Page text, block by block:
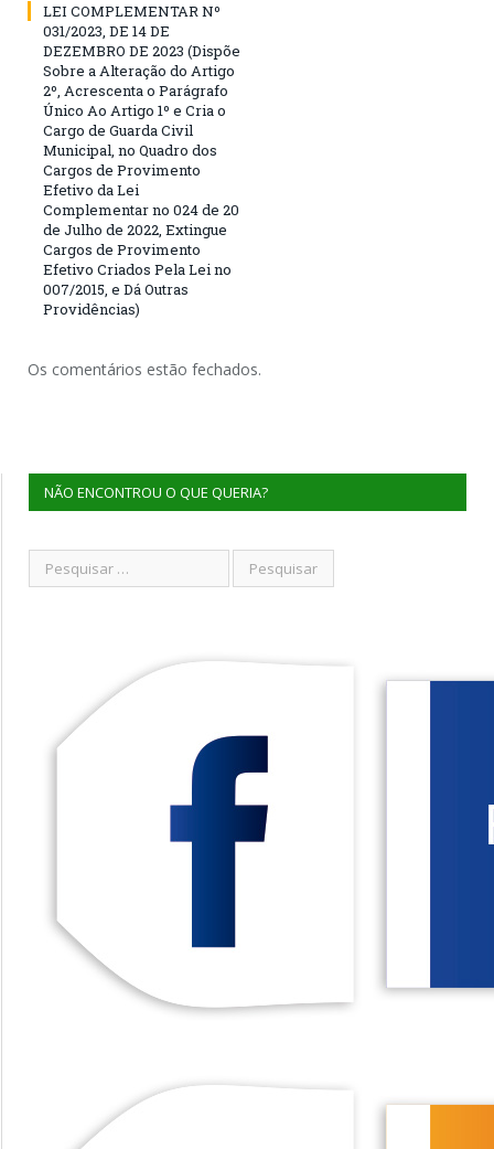
LEI COMPLEMENTAR Nº
031/2023, DE 14 DE
DEZEMBRO DE 2023 (Dispõe
Sobre a Alteração do Artigo
2º, Acrescenta o Parágrafo
Único Ao Artigo 1º e Cria o
Cargo de Guarda Civil
Municipal, no Quadro dos
Cargos de Provimento
Efetivo da Lei
Complementar no 024 de 20
de Julho de 2022, Extingue
Cargos de Provimento
Efetivo Criados Pela Lei no
007/2015, e Dá Outras
Providências)
Os comentários estão fechados.
NÃO ENCONTROU O QUE QUERIA?